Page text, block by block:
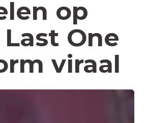
op
One
viraal